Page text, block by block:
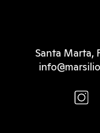
Santa Marta,